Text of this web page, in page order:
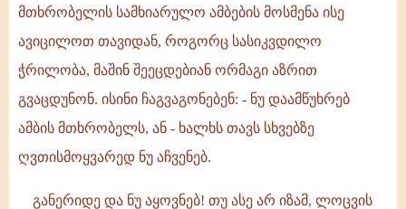
ნახავენ,
რომ
ჩვენ
დასაწყისშივე
ვცდილობთ
ბოროტი
მთხრობელის
სამხიარულო
ამბების
მთხრობელის სამხიარულო ამბების მოსმენა ისე
ავიცილოთ თავიდან, როგორც სასიკვდილო
ჭრილობა, მაშინ შეეცდებიან ორმაგი აზრით
გვაცდუნონ. ისინი ჩაგვაგონებენ: - ნუ დაამწუხრებ
ამბის მთხრობელს, ან - ხალხს თავს სხვებზე
ღვთისმოყვარედ ნუ აჩვენებ.
განერიდე და ნუ აყოვნებ! თუ ასე არ იზამ, ლოცვის